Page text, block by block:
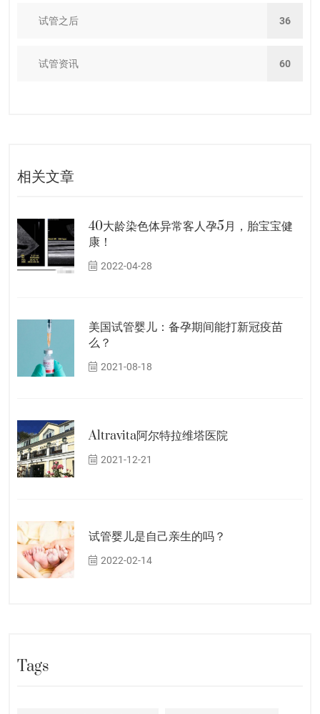
试管之后 36
试管资讯 60
相关文章
40大龄染色体异常客人孕5月，胎宝宝健
康！
2022-04-28
美国试管婴儿：备孕期间能打新冠疫苗
么？
2021-08-18
Altravita阿尔特拉维塔医院
2021-12-21
试管婴儿是自己亲生的吗？
2022-02-14
Tags